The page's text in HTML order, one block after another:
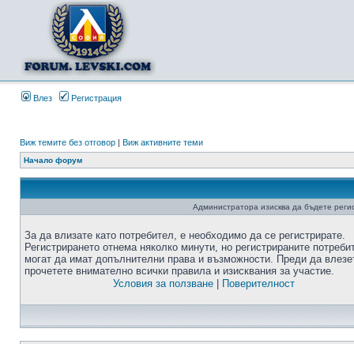
Влез Регистрация
Виж темите без отговор | Виж активните теми
Начало форум
Администратора изисква да бъдете
За да влизате като потребител, е необходимо да се регистрирате.
Регистрирането отнема няколко минути, но регистрираните
могат да имат допълнителни права и възможности. Преди да
прочетете внимателно всички правила и изисквания за участие.
Условия за ползване| Поверителност